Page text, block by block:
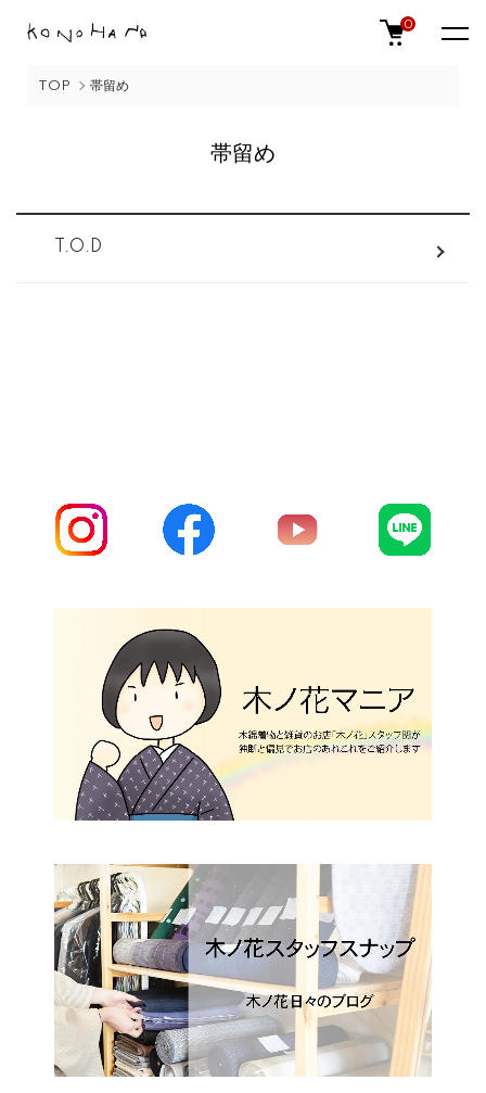
0
TOP 帯留め
帯留め
カテゴリー一覧
T.O.D